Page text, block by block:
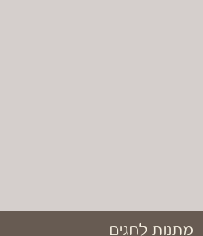
מתנות לחגים